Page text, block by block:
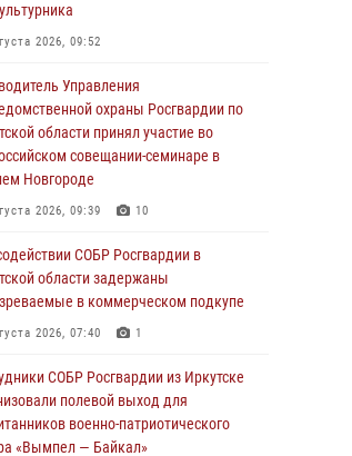
2026, 09:52
Управления
охраны Росгвардии по
области принял участие во
совещании-семинаре в
Новгороде
2026, 09:39 10
СОБР Росгвардии в
области задержаны
в коммерческом подкупе
2026, 07:40 1
СОБР Росгвардии из Иркутске
полевой выход для
военно-патриотического
«Вымпел — Байкал»